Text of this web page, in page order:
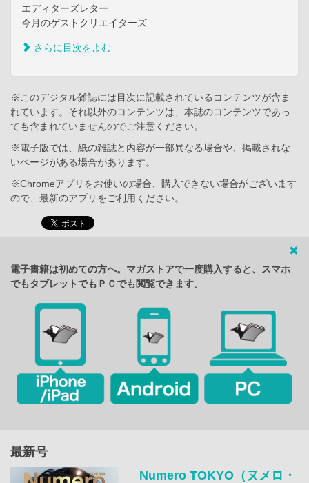
エディターズレター
今月のゲストクリエイターズ
さらに目次をよむ
※このデジタル雑誌には目次に記載されているコンテンツが含ま
れています。それ以外のコンテンツは、本誌のコンテンツであっ
ても含まれていませんのでご注意ください。
※電子版では、紙の雑誌と内容が一部異なる場合や、掲載されな
いページがある場合があります。
※Chromeアプリをお使いの場合、購入できない場合がございます
ので、最新のアプリをご利用ください。
電子書籍は初めての方へ。マガストアで一度購入すると、スマホ
でもタブレットでもＰＣでも閲覧できます。
最新号
Numero TOKYO（ヌメロ・